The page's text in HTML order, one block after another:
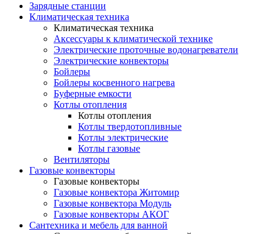
Зарядные станции
Климатическая техника
Климатическая техника
Аксессуары к климатической технике
Электрические проточные водонагреватели
Электрические конвекторы
Бойлеры
Бойлеры косвенного нагрева
Буферные емкости
Котлы отопления
Котлы отопления
Котлы твердотопливные
Котлы электрические
Котлы газовые
Вентиляторы
Газовые конвекторы
Газовые конвекторы
Газовые конвектора Житомир
Газовые конвектора Модуль
Газовые конвекторы АКОГ
Сантехника и мебель для ванной